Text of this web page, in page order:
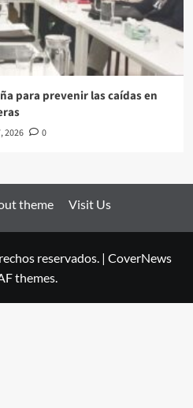
para prevenir las caídas en
2026 0
theme Visit Us
reservados. | CoverNews
themes.